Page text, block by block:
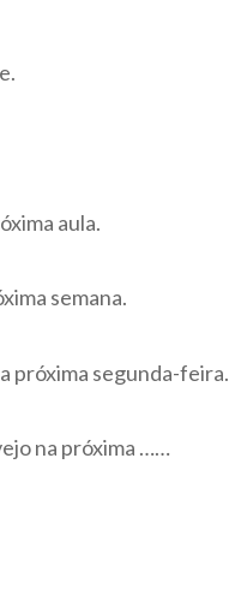
aula.
semana.
próxima segunda-feira.
na próxima ……